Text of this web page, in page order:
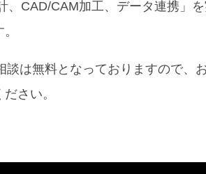
、CAD/CAM加工、データ連携」
談は無料となっておりますので、
さい。